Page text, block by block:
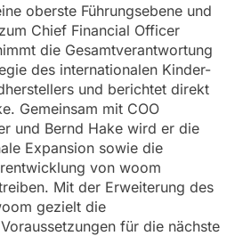
oberste Führungsebene und
Chief Financial Officer
die Gesamtverantwortung
des internationalen Kinder-
und berichtet direkt
Gemeinsam mit COO
und Bernd Hake wird er die
Expansion sowie die
von woom
Mit der Erweiterung des
gezielt die
für die nächste